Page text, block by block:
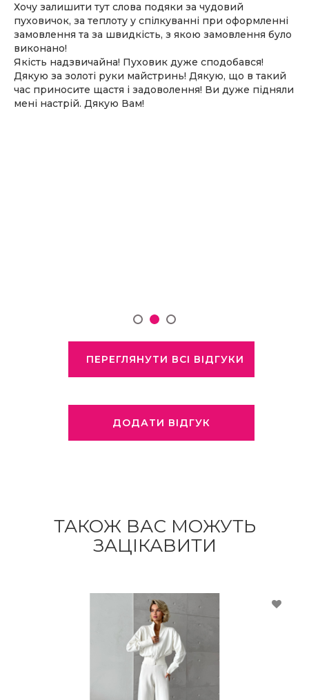
Хочу залишити тут слова подяки за чудовий
пуховичок, за теплоту у спілкуванні при оформленні
замовлення та за швидкість, з якою замовлення було
виконано!
Якість надзвичайна! Пуховик дуже сподобався!
Дякую за золоті руки майстринь! Дякую, що в такий
час приносите щастя і задоволення! Ви дуже підняли
мені настрій. Дякую Вам!
ПЕРЕГЛЯНУТИ ВСІ ВІДГУКИ
ДОДАТИ ВІДГУК
ТАКОЖ ВАС МОЖУТЬ
ЗАЦІКАВИТИ